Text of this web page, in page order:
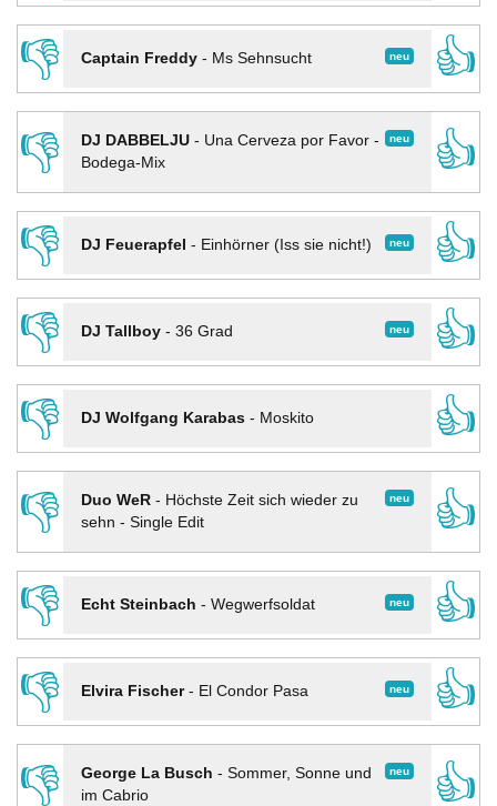
👎
neu
Captain Freddy- Ms Sehnsucht
👍
👎
neu
DJ DABBELJU- Una Cerveza por Favor -
Bodega-Mix
👍
👎
neu
DJ Feuerapfel - Einhörner (Iss sie nicht!)
👍
👎
neu
DJ Tallboy- 36 Grad
👍
👎
DJ Wolfgang Karabas- Moskito
👍
👎
neu
Duo WeR- Höchste Zeit sich wieder zu
sehn - Single Edit
👍
👎
neu
Echt Steinbach - Wegwerfsoldat
👍
👎
neu
Elvira Fischer- El Condor Pasa
👍
👎
neu
George La Busch - Sommer, Sonne und
im Cabrio
👍